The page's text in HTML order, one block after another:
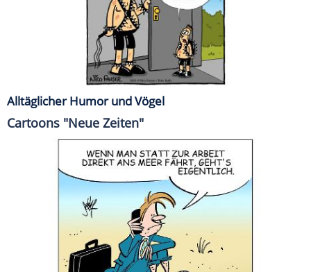
Alltäglicher Humor und Vögel
Cartoons "Neue Zeiten"